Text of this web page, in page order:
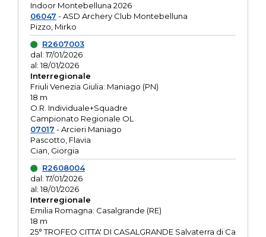
Indoor Montebelluna 2026
06047 - ASD Archery Club Montebelluna
Pizzo, Mirko
R2607003
dal: 17/01/2026
al: 18/01/2026
Interregionale
Friuli Venezia Giulia: Maniago (PN)
18 m
O.R. Individuale+Squadre
Campionato Regionale OL
07017 - Arcieri Maniago
Pascotto, Flavia
Cian, Giorgia
R2608004
dal: 17/01/2026
al: 18/01/2026
Interregionale
Emilia Romagna: Casalgrande (RE)
18 m
25° TROFEO CITTA' DI CASALGRANDE Salvaterra di Ca